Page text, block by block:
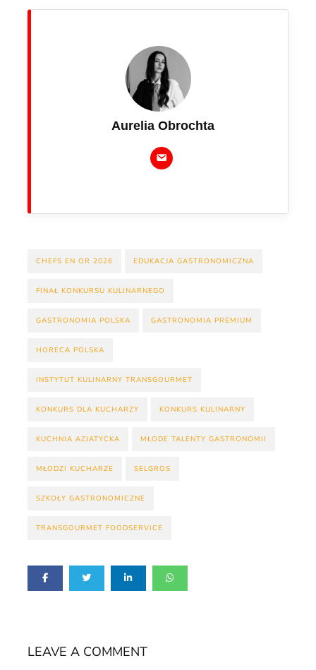
Aurelia Obrochta
CHEFS EN OR 2026 EDUKACJA GASTRONOMICZNA
FINAŁ KONKURSU KULINARNEGO
GASTRONOMIA POLSKA GASTRONOMIA PREMIUM
HORECA POLSKA
INSTYTUT KULINARNY TRANSGOURMET
KONKURS DLA KUCHARZY KONKURS KULINARNY
KUCHNIA AZJATYCKA MŁODE TALENTY GASTRONOMII
MŁODZI KUCHARZE SELGROS
SZKOŁY GASTRONOMICZNE
TRANSGOURMET FOODSERVICE
LEAVE A COMMENT